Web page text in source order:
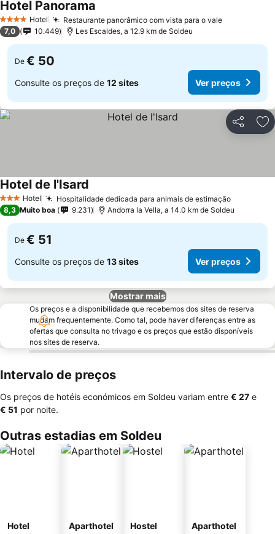
4 EstrelasHotel Restaurante panorâmico com vista para o valeVer preços
Hotel Panorama
7,0 10.449 Les Escaldes, a 12.9 km de Soldeu
De € 50
Consulte os preços de 12 sites Ver preços
Partilhar
3 EstrelasHotel Hospitalidade dedicada para animais de estimaçãoVer
Hotel de l'Isard
8,3 Muito boa 9.231 Andorra la Vella, a 14.0 km de Soldeu
De € 51
Consulte os preços de 13 sites Ver preços
Mostrar mais
Os preços e a disponibilidade que recebemos dos sites de reserva
mudam frequentemente. Como tal, pode haver diferenças entre as
ofertas que consulta no trivago e os preços que estão disponíveis
nos sites de reserva.
Intervalo de preços
Os preços de hotéis económicos em Soldeu variam entre ‎€ 27 e
‎€ 51 por noite.
Outras estadias em Soldeu
Hotel Aparthotel Hostel Aparthotel